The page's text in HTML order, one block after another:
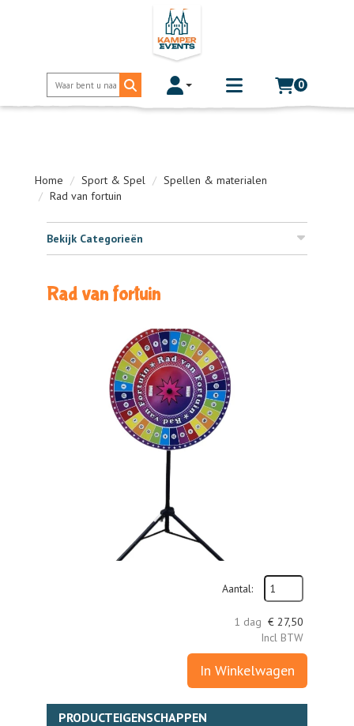
Toggle account dropdown
Toggle
mobile
0
Home Sport & Spel
Spellen & materialen
Rad van fortuin
Bekijk Categorieën
Rad van fortuin
Aantal:
1 dag € 27,50
Incl BTW
In Winkelwagen
PRODUCTEIGENSCHAPPEN